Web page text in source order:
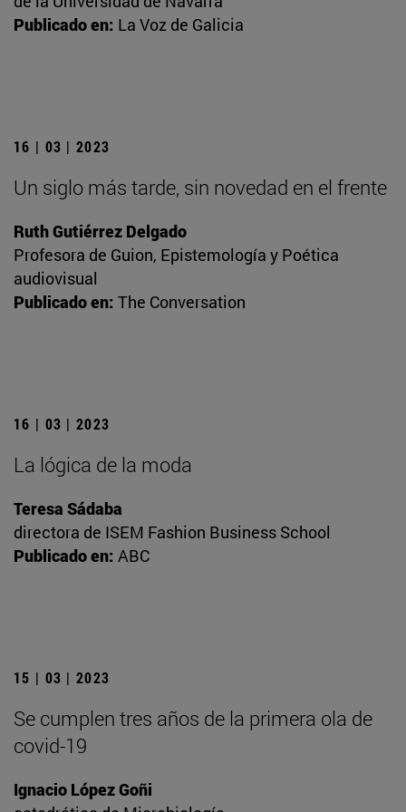
Publicado en: La Voz de Galicia
16 | 03 | 2023
Un siglo más tarde, sin novedad en el frente
Ruth Gutiérrez Delgado
Profesora de Guion, Epistemología y Poética
audiovisual
Publicado en: The Conversation
16 | 03 | 2023
La lógica de la moda
Teresa Sádaba
directora de ISEM Fashion Business School
Publicado en: ABC
15 | 03 | 2023
Se cumplen tres años de la primera ola de
covid-19
Ignacio López Goñi